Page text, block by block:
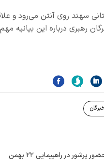
۲۱:۳۰ از شبکه استانی سهند روی
رهبری درباره این بیانیه
در راهپیمایی ۲۲ بهمن